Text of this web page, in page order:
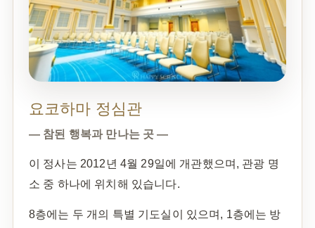
요코하마 정심관
— 참된 행복과 만나는 곳 —
이 정사는 2012년 4월 29일에 개관했으며, 관광 명
소 중 하나에 위치해 있습니다.
8층에는 두 개의 특별 기도실이 있으며, 1층에는 방